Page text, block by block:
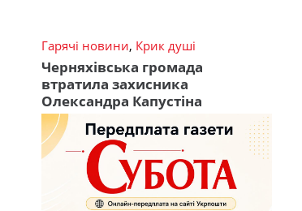
Гарячі новини, Крик душі
Черняхівська громада
втратила захисника
Олександра Капустіна